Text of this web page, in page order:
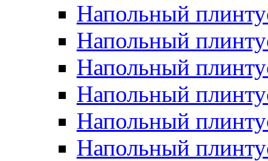
Напольный
Напольный
Напольный
Напольный
Напольный
Напольный